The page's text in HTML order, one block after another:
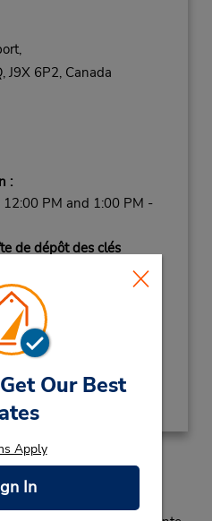
Our Best
Apply
In
J9X 6P2, Canada
:
PM and 1:00 PM -
de dépôt des clés
à une courte distance
itinéraire